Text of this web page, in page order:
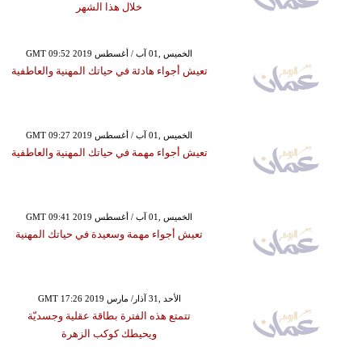
خلال هذا الشهر
GMT 09:52 2019 الخميس ,01 آب / أغسطس
تعيش أجواء هادئة في حياتك المهنية والعاطفية
GMT 09:27 2019 الخميس ,01 آب / أغسطس
تعيش أجواء مهمة في حياتك المهنية والعاطفية
GMT 09:41 2019 الخميس ,01 آب / أغسطس
تعيش أجواء مهمة وسعيدة في حياتك المهنية
GMT 17:26 2019 الأحد ,31 آذار/ مارس
تتمتع هذه الفترة بطاقة عقلية وجسديّة
ويحيطك كوكب الزهرة